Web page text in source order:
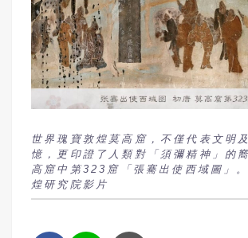
世界瑰寶敦煌莫高窟，不僅代表文明
憶，更印證了人類對「須彌精神」的
高窟中第323窟「張騫出使西域圖」
煌研究院影片